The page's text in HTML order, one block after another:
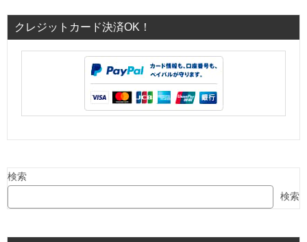
クレジットカード決済OK！
検索
検索